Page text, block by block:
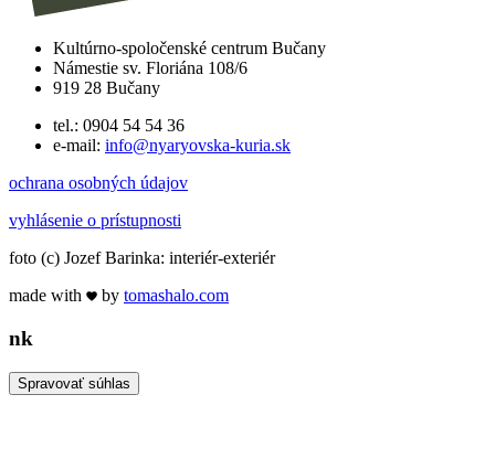
Kultúrno-spoločenské centrum Bučany
Námestie sv. Floriána 108/6
919 28 Bučany
tel.: 0904 54 54 36
e-mail: info@nyaryovska-kuria.sk
ochrana osobných údajov
vyhlásenie o prístupnosti
foto (c) Jozef Barinka: interiér-exteriér
made with
by tomashalo.com
nk
Spravovať súhlas